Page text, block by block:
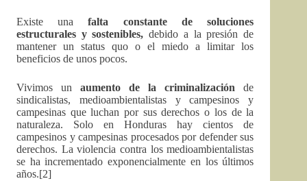
Existe una falta constante de soluciones
estructurales y sostenibles, debido a la presión de
mantener un status quo o el miedo a limitar los
beneficios de unos pocos.
Vivimos unaumento de la criminalización de
sindicalistas, medioambientalistas y campesinos y
campesinas que luchan por sus derechos o los de la
naturaleza. Solo en Honduras hay cientos de
campesinos y campesinas procesados por defender sus
derechos. La violencia contra los medioambientalistas
se ha incrementado exponencialmente en los últimos
años.[2]